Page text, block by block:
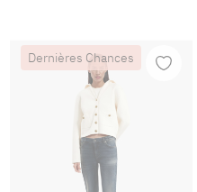
Dernières Chances